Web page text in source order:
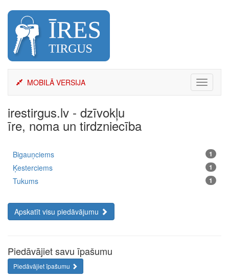
content
Toggle
MOBILĀ VERSIJA
irestirgus.lv - dzīvokļu
īre, noma un tirdzniecība
1
Bigauņciems
1
Ķesterciems
1
Tukums
Apskatīt visu piedāvājumu
Piedāvājiet savu īpašumu
Piedāvājiet īpašumu